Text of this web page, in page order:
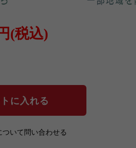
(税込)
ついて問い合わせる